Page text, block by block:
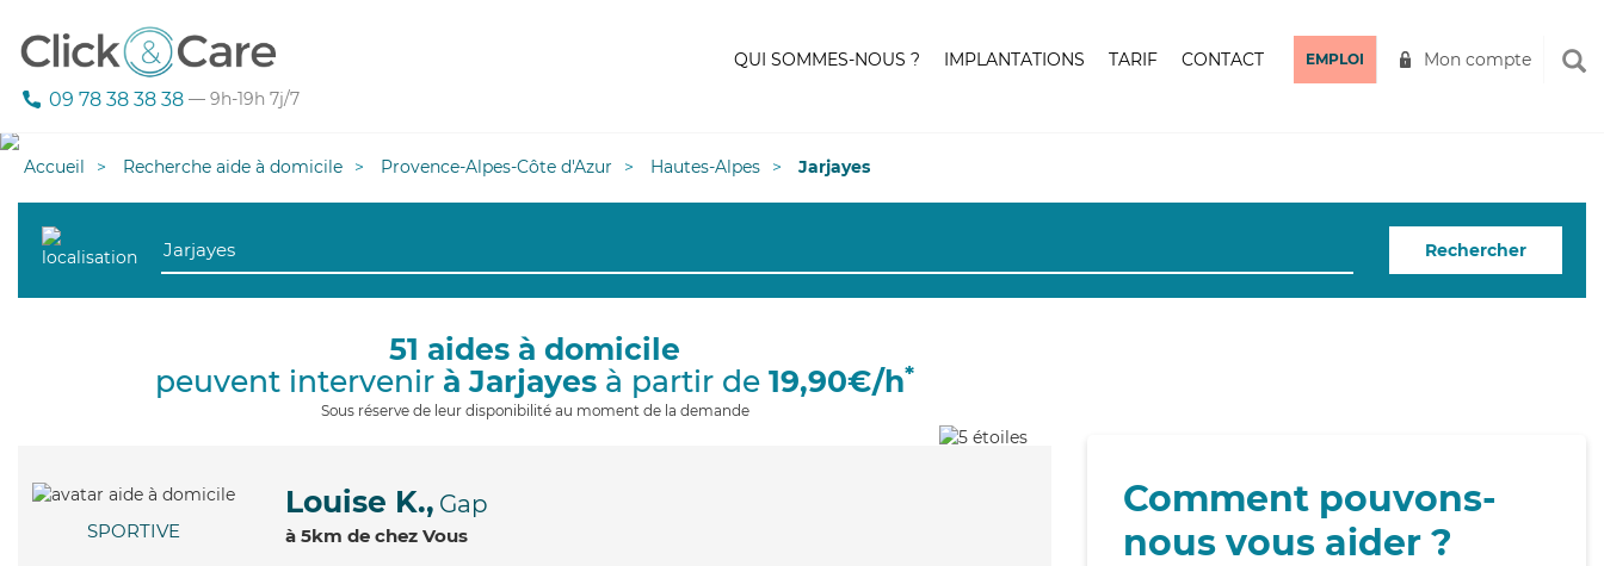
09 78 38 38 38 — 9h-19h 7j/7
QUI SOMMES-NOUS ? IMPLANTATIONS TARIF CONTACT EMPLOI Mon compte
Accueil Recherche aide à domicile Provence-Alpes-Côte d'Azur Hautes-Alpes Jarjayes
Rechercher
51 aides à domicile
peuvent intervenir à Jarjayes à partir de 19,90€/h*
Sous réserve de leur disponibilité au moment de la demande
SPORTIVE
Louise K., Gap
à 5km de chez Vous
Comment pouvons-
nous vous aider ?